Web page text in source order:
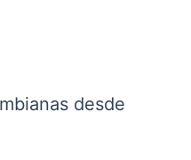
desde